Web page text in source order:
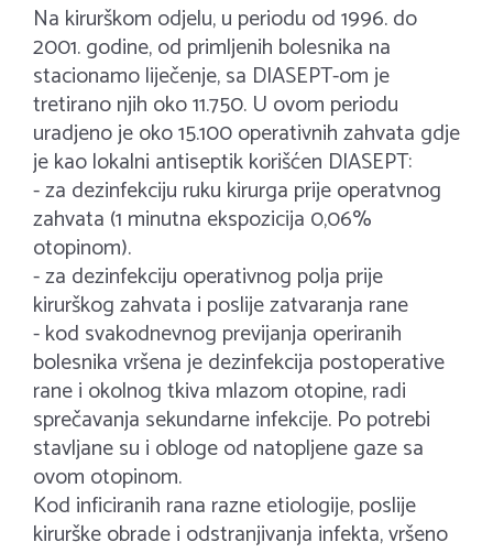
Na kirurškom odjelu, u periodu od 1996. do
2001. godine, od primljenih bolesnika na
stacionamo liječenje, sa DIASEPT-om je
tretirano njih oko 11.750. U ovom periodu
uradjeno je oko 15.100 operativnih zahvata gdje
je kao lokalni antiseptik korišćen DIASEPT:
- za dezinfekciju ruku kirurga prije operatvnog
zahvata (1 minutna ekspozicija 0,06%
otopinom).
- za dezinfekciju operativnog polja prije
kirurškog zahvata i poslije zatvaranja rane
- kod svakodnevnog previjanja operiranih
bolesnika vršena je dezinfekcija postoperative
rane i okolnog tkiva mlazom otopine, radi
sprečavanja sekundarne infekcije. Po potrebi
stavljane su i obloge od natopljene gaze sa
ovom otopinom.
Kod inficiranih rana razne etiologije, poslije
kirurške obrade i odstranjivanja infekta, vršeno